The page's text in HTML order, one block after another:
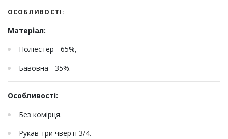
ОСОБЛИВОСТІ:
Матеріал:
Поліестер - 65%,
Бавовна - 35%.
Особливості:
Без комірця.
Рукав три чверті 3/4.